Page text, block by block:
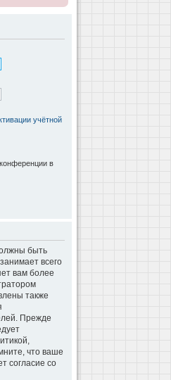
учётной
в
быть
всего
вам более
также
Прежде
что ваше
согласие со